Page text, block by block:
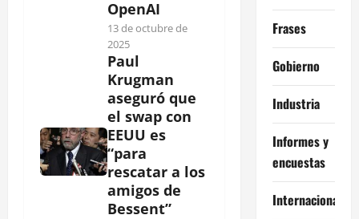
OpenAI
13 de octubre de
2025
Paul
Krugman
aseguró que
el swap con
EEUU es
“para
rescatar a los
amigos de
Bessent”
Frases
Gobierno
Industria
Informes y
encuestas
Internacional